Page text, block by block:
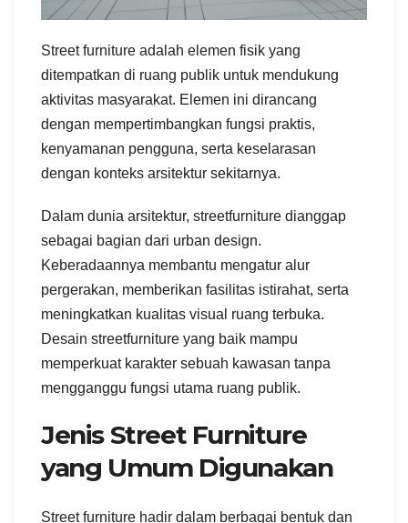
Street furniture adalah elemen fisik yang
ditempatkan di ruang publik untuk mendukung
aktivitas masyarakat. Elemen ini dirancang
dengan mempertimbangkan fungsi praktis,
kenyamanan pengguna, serta keselarasan
dengan konteks arsitektur sekitarnya.
Dalam dunia arsitektur, streetfurniture dianggap
sebagai bagian dari urban design.
Keberadaannya membantu mengatur alur
pergerakan, memberikan fasilitas istirahat, serta
meningkatkan kualitas visual ruang terbuka.
Desain streetfurniture yang baik mampu
memperkuat karakter sebuah kawasan tanpa
mengganggu fungsi utama ruang publik.
Jenis Street Furniture
yang Umum Digunakan
Street furniture hadir dalam berbagai bentuk dan